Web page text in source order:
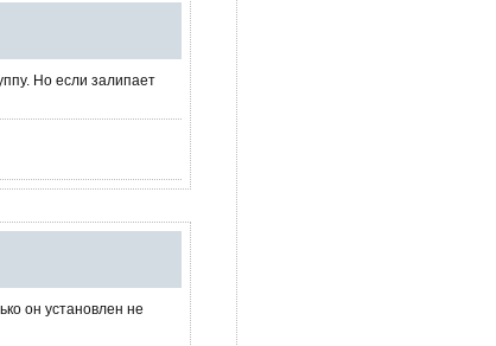
Но если залипает
он установлен не